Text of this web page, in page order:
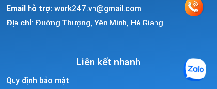
Email hỗ trợ: work247.vn@gmail.com
Địa chỉ: Đường Thượng, Yên Minh, Hà Giang
Liên kết nhanh
Quy định bảo mật